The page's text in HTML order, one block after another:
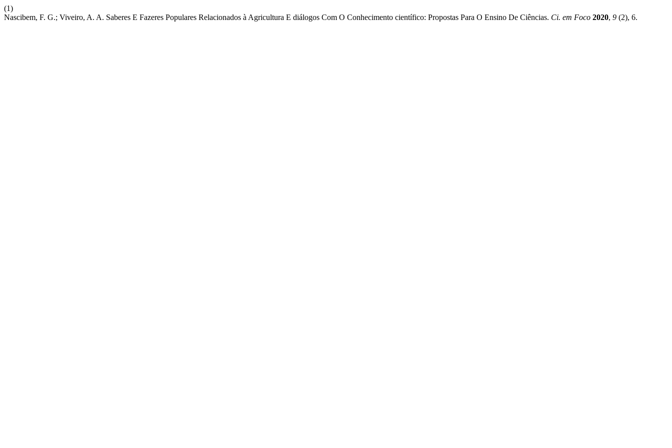
(1)
Nascibem, F. G.; Viveiro, A. A. Saberes E Fazeres Populares Relacionados à Agricultura E diálogos Com O Conhecimento científico: Propostas Para O Ensino De Ciências. Ci. em Foco 2020, 9 (2), 6.